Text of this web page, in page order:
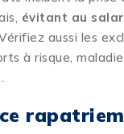
évitant au
aussi les
à risque,